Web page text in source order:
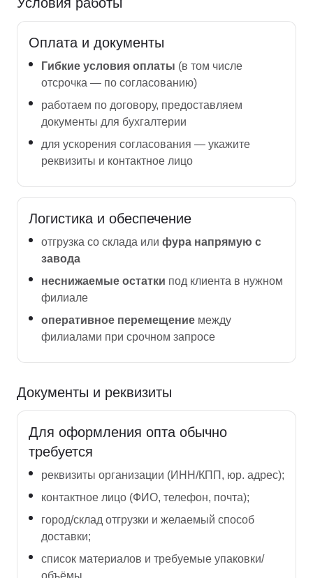
Оплата и документы
Гибкие условия оплаты (в том числе
отсрочка — по согласованию)
работаем по договору, предоставляем
документы для бухгалтерии
для ускорения согласования — укажите
реквизиты и контактное лицо
Логистика и обеспечение
отгрузка со склада или фура напрямую с
завода
неснижаемые остатки под клиента в нужном
филиале
оперативное перемещение между
филиалами при срочном запросе
Документы и реквизиты
Для оформления опта обычно
требуется
реквизиты организации (ИНН/КПП, юр. адрес);
контактное лицо (ФИО, телефон, почта);
город/склад отгрузки и желаемый способ
доставки;
список материалов и требуемые упаковки/
объёмы.